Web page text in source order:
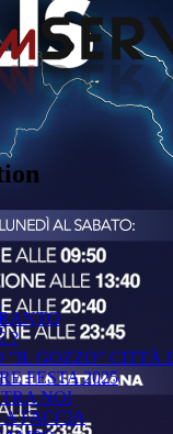
?
"IL GOZZO" CITTÀ
FESTA 2025
NOI
A FACCIA